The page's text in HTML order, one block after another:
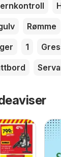
Rømme
1